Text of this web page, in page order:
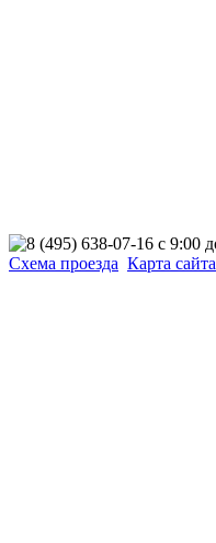
Схема проезда Карта сайта